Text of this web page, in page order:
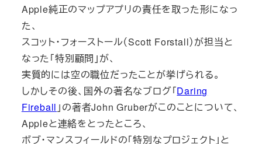
Apple純正のマップアプリの責任を取った形になっ
た、
スコット・フォーストール（Scott Forstall）が担当と
なった「特別顧問」が、
実質的には空の職位だったことが挙げられる。
しかしその後、国外の著名なブログ「Daring
Fireball 」の著者John Gruberがこのことについて、
Appleと連絡をとったところ、
ボブ・マンスフィールドの「特別なプロジェクト」と